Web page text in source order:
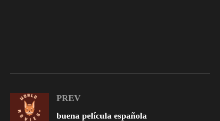
PREV
buena película española